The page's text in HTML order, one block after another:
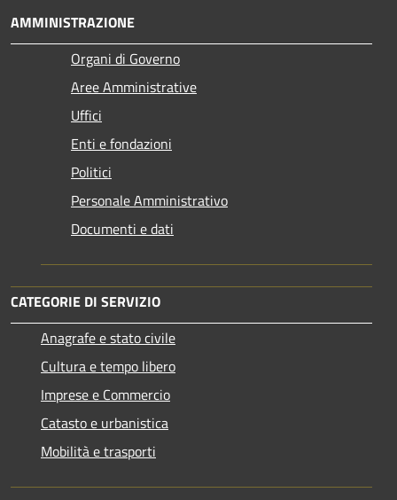
AMMINISTRAZIONE
Organi di Governo
Aree Amministrative
Uffici
Enti e fondazioni
Politici
Personale Amministrativo
Documenti e dati
CATEGORIE DI SERVIZIO
Anagrafe e stato civile
Cultura e tempo libero
Imprese e Commercio
Catasto e urbanistica
Mobilità e trasporti